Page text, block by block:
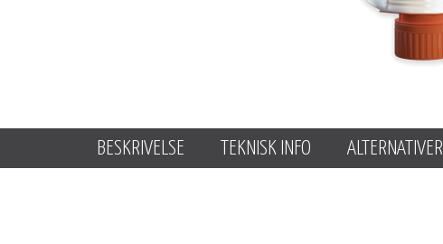
BESKRIVELSE TEKNISK INFO ALTERNATIVER